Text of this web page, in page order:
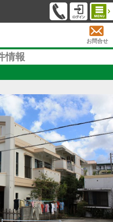
お問合せ
情報